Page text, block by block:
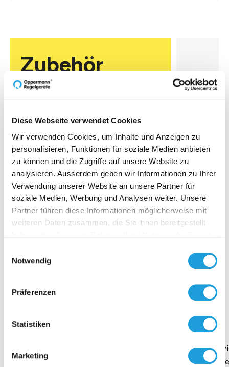
Diese Webseite verwendet Cookies
Wir verwenden Cookies, um Inhalte und Anzeigen zu
personalisieren, Funktionen für soziale Medien anbieten
zu können und die Zugriffe auf unsere Website zu
analysieren. Ausserdem geben wir Informationen zu Ihrer
Verwendung unserer Website an unsere Partner für
soziale Medien, Werbung und Analysen weiter. Unsere
Partner führen diese Informationen möglicherweise mit
weiteren Daten zusammen, die Sie ihnen bereitgestellt
Notwendig
Präferenzen
Statistiken
Marketing
Zubehör
WTS-
BxHxT:
Zur
Einblicke zu 40 Jahren
Oppermann
Dauer 4 Minuten